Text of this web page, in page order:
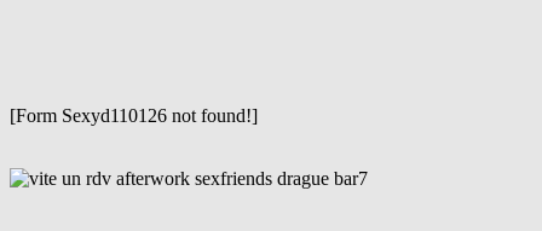
[Form Sexyd110126 not found!]